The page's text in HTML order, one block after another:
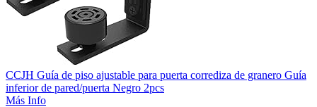
CCJH Guía de piso ajustable para puerta corrediza de granero Guía
inferior de pared/puerta Negro 2pcs
Más Info